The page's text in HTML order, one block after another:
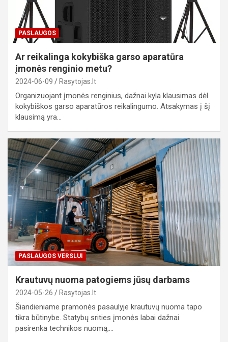
PASLAUGOS
Ar reikalinga kokybiška garso aparatūra
įmonės renginio metu?
2024-06-09 Rasytojas.lt
Organizuojant įmonės renginius, dažnai kyla klausimas dėl
kokybiškos garso aparatūros reikalingumo. Atsakymas į šį
klausimą yra…
PASLAUGOS VERSLUI
Krautuvų nuoma patogiems jūsų darbams
2024-05-26 Rasytojas.lt
Šiandieniame pramonės pasaulyje krautuvų nuoma tapo
tikra būtinybe. Statybų srities įmonės labai dažnai
pasirenka technikos nuomą,…